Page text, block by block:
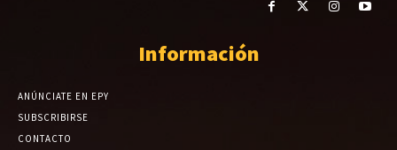
Información
ANÚNCIATE EN EPY
SUBSCRIBIRSE
CONTACTO